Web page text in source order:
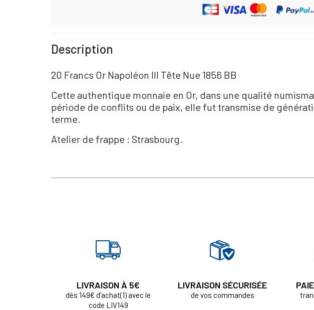
Description
20 Francs Or Napoléon III Tête Nue 1856 BB
Cette authentique monnaie en Or, dans une qualité
période de conflits ou de paix, elle fut transmise de
terme.
Atelier de frappe : Strasbourg.
LIVRAISON À 5€
dès 149€ d'achat(1) avec le
code LIV149
LIVRAISON SÉCURISÉE
de vos commandes